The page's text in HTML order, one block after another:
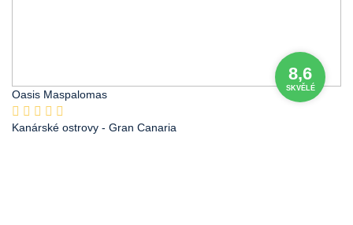
8,6
SKVĚLÉ
Oasis Maspalomas
Kanárské ostrovy - Gran Canaria